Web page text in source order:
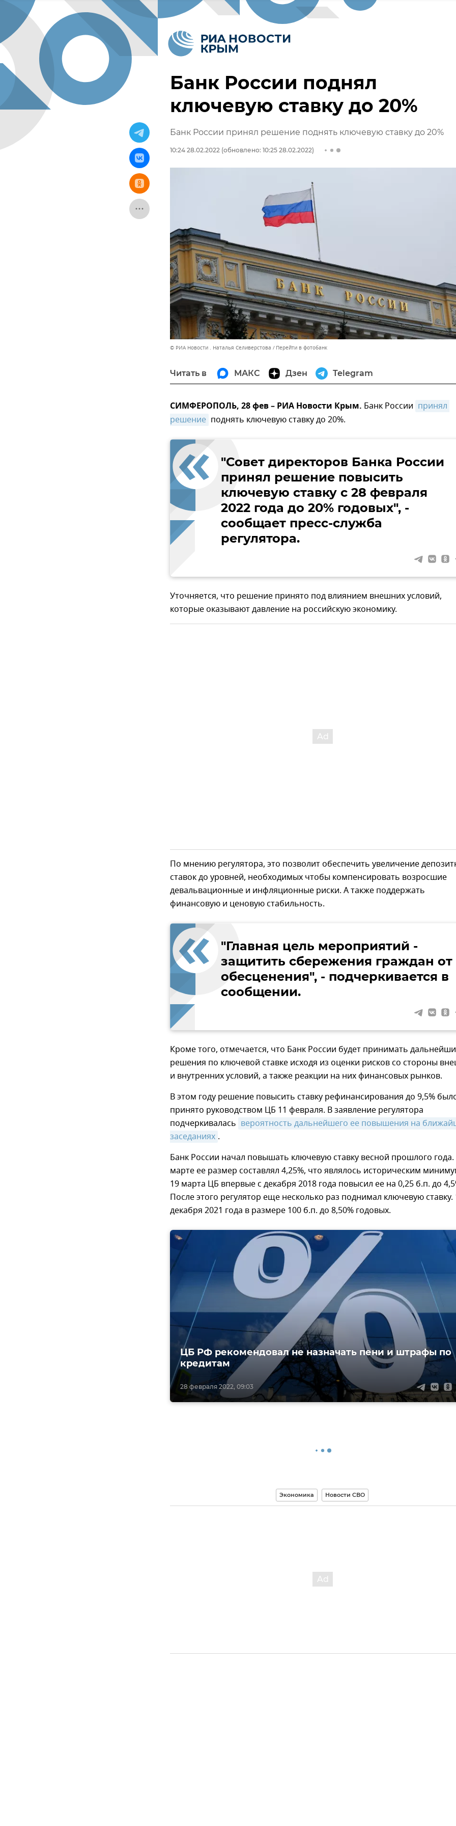
Банк России поднял
ключевую ставку до 20%
Банк России принял решение поднять ключевую ставку до 20%
10:24 28.02.2022 (обновлено: 10:25 28.02.2022)
© РИА Новости . Наталья Селиверстова Перейти в фотобанк
Читать в МАКС Дзен Telegram
СИМФЕРОПОЛЬ, 28 фев – РИА Новости Крым. Банк России принял
решение поднять ключевую ставку до 20%.
"Совет директоров Банка России
принял решение повысить
ключевую ставку c 28 февраля
2022 года до 20% годовых", -
сообщает пресс-служба
регулятора.
Уточняется, что решение принято под влиянием внешних условий,
которые оказывают давление на российскую экономику.
По мнению регулятора, это позволит обеспечить увеличение
ставок до уровней, необходимых чтобы компенсировать возросшие
девальвационные и инфляционные риски. А также поддержать
финансовую и ценовую стабильность.
"Главная цель мероприятий -
защитить сбережения граждан от
обесценения", - подчеркивается в
сообщении.
Кроме того, отмечается, что Банк России будет принимать
решения по ключевой ставке исходя из оценки рисков со стороны
и внутренних условий, а также реакции на них финансовых рынков.
В этом году решение повысить ставку рефинансирования до 9,5%
принято руководством ЦБ 11 февраля. В заявление регулятора
подчеркивалась вероятность дальнейшего ее повышения на
заседаниях .
Банк России начал повышать ключевую ставку весной прошлого
марте ее размер составлял 4,25%, что являлось историческим
19 марта ЦБ впервые с декабря 2018 года повысил ее на 0,25 б.п. до
После этого регулятор еще несколько раз поднимал ключевую ставку.
декабря 2021 года в размере 100 б.п. до 8,50% годовых.
28 февраля 2022, 09:03
ЦБ РФ рекомендовал не назначать пени и штрафы по
кредитам
Экономика Новости СВО